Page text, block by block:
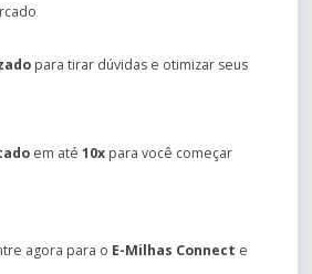
para tirar dúvidas e otimizar seus
em até 10x para você começar
agora para o E-Milhas Connect e